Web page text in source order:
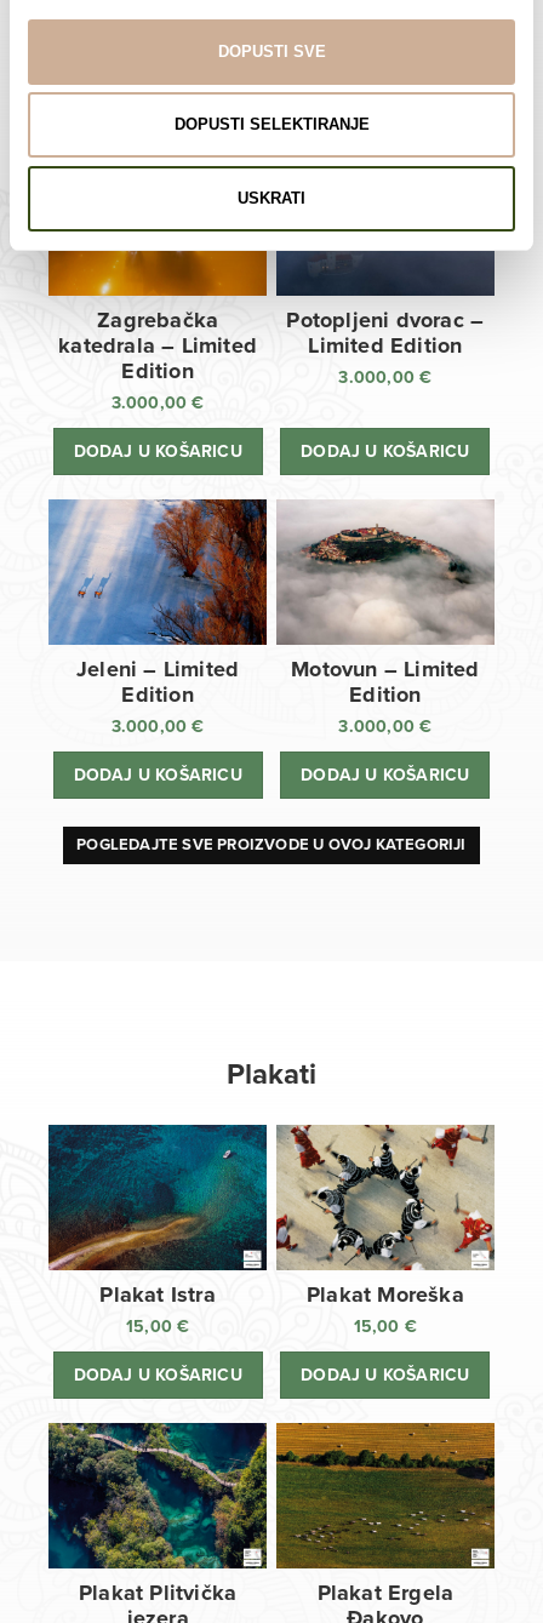
DOPUSTI SVE
DOPUSTI SELEKTIRANJE
USKRATI
Limited Edition Fotografije
Zagrebačka
katedrala – Limited
Edition
3.000,00€
DODAJ U KOŠARICU
Potopljeni dvorac –
Limited Edition
3.000,00€
DODAJ U KOŠARICU
Jeleni – Limited
Edition
3.000,00€
DODAJ U KOŠARICU
Motovun – Limited
Edition
3.000,00€
DODAJ U KOŠARICU
POGLEDAJTE SVE PROIZVODE U OVOJ KATEGORIJI
Plakati
Plakat Istra
15,00€
DODAJ U KOŠARICU
Plakat Moreška
15,00 €
DODAJ U KOŠARICU
Plakat Plitvička
Plakat Ergela